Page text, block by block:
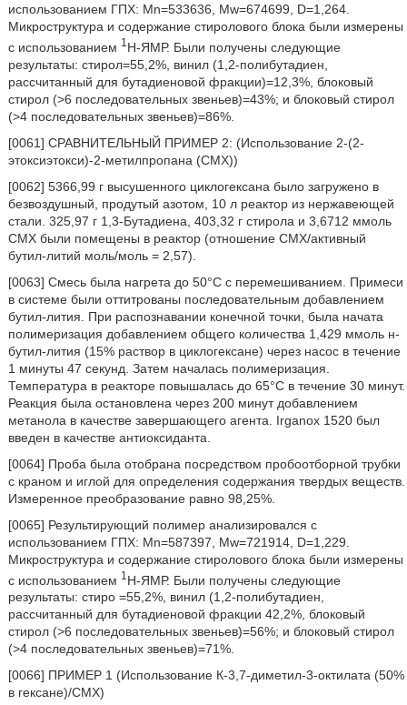
использованием ГПХ: Mn=533636, Mw=674699, D=1,264.
Микроструктура и содержание стиролового блока были измерены
с использованием 1 H-ЯМР. Были получены следующие
результаты: стирол=55,2%, винил (1,2-полибутадиен,
рассчитанный для бутадиеновой фракции)=12,3%, блоковый
стирол (>6 последовательных звеньев)=43%; и блоковый стирол
(>4 последовательных звеньев)=86%.
[0061] СРАВНИТЕЛЬНЫЙ ПРИМЕР 2: (Использование 2-(2-
этоксиэтокси)-2-метилпропана (СМХ))
[0062] 5366,99 г высушенного циклогексана было загружено в
безвоздушный, продутый азотом, 10 л реактор из нержавеющей
стали. 325,97 г 1,3-Бутадиена, 403,32 г стирола и 3,6712 ммоль
СМХ были помещены в реактор (отношение СМХ/активный
бутил-литий моль/моль = 2,57).
[0063] Смесь была нагрета до 50°С с перемешиванием. Примеси
в системе были оттитрованы последовательным добавлением
бутил-лития. При распознавании конечной точки, была начата
полимеризация добавлением общего количества 1,429 ммоль н-
бутил-лития (15% раствор в циклогексане) через насос в течение
1 минуты 47 секунд. Затем началась полимеризация.
Температура в реакторе повышалась до 65°C в течение 30 минут.
Реакция была остановлена через 200 минут добавлением
метанола в качестве завершающего агента. Irganox 1520 был
введен в качестве антиоксиданта.
[0064] Проба была отобрана посредством пробоотборной трубки
с краном и иглой для определения содержания твердых веществ.
Измеренное преобразование равно 98,25%.
[0065] Результирующий полимер анализировался с
использованием ГПХ: Mn=587397, Mw=721914, D=1,229.
Микроструктура и содержание стиролового блока были измерены
с использованием 1 H-ЯМР. Были получены следующие
результаты: стиро =55,2%, винил (1,2-полибутадиен,
рассчитанный для бутадиеновой фракции 42,2%, блоковый
стирол (>6 последовательных звеньев)=56%; и блоковый стирол
(>4 последовательных звеньев)=71%.
[0066] ПРИМЕР 1 (Использование К-3,7-диметил-3-октилата (50%
в гексане)/СМХ)